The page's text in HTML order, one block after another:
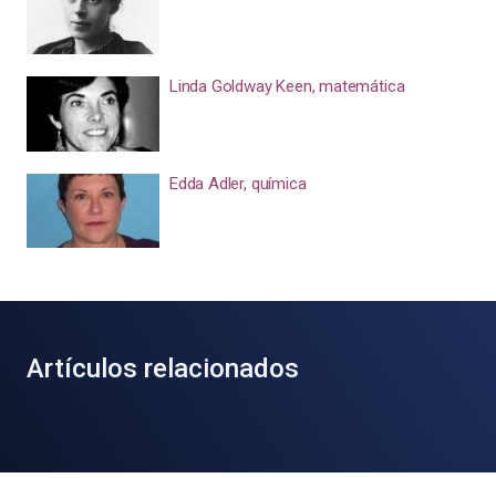
Linda Goldway Keen, matemática
Edda Adler, química
Artículos relacionados